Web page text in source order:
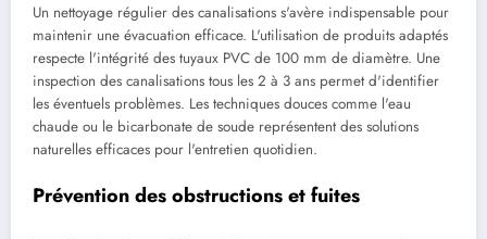
Un nettoyage régulier des canalisations s'avère indispensable pour
maintenir une évacuation efficace. L'utilisation de produits adaptés
respecte l'intégrité des tuyaux PVC de 100 mm de diamètre. Une
inspection des canalisations tous les 2 à 3 ans permet d'identifier
les éventuels problèmes. Les techniques douces comme l'eau
chaude ou le bicarbonate de soude représentent des solutions
naturelles efficaces pour l'entretien quotidien.
Prévention des obstructions et fuites